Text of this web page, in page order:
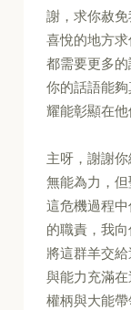
謝，求你赦
喜悅的地方
都需要更多
你的話語能
耀能彰顯在他
主呀，謝謝
無能為力，
這危機過程
的職責，我
將這群羊交
與能力充滿
權柄與大能